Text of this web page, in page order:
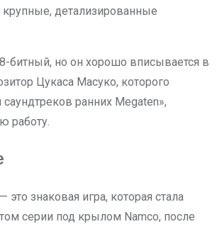
детализированные
битный, но он хорошо вписывается в
Цукаса Масуко, которого
ранних Megaten»,
работу.
— это знаковая игра, которая стала
серии под крылом Namco, после